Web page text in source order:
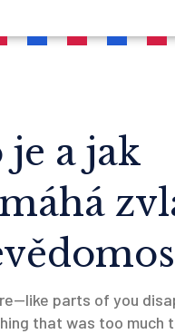
je a jak
parts of you
that was too much